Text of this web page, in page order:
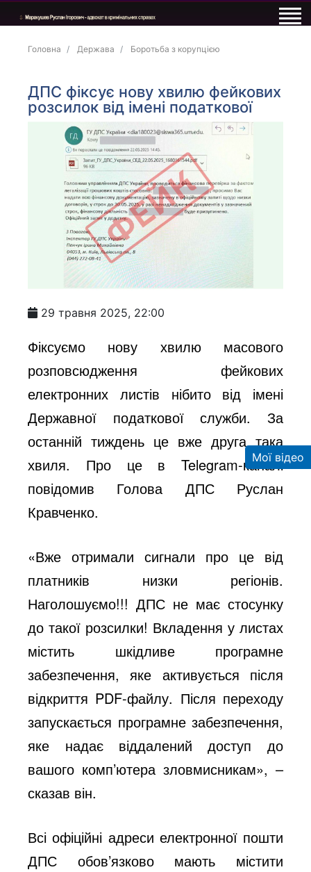
Головна Держава Боротьба з корупцією
ДПС фіксує нову хвилю фейкових
розсилок від імені податкової
29 травня 2025, 22:00
Фіксуємо нову хвилю масового
розповсюдження фейкових
електронних листів нібито від імені
Державної податкової служби. За
останній тиждень це вже друга така
хвиля. Про це в Telegram-каналі
повідомив Голова ДПС Руслан
Кравченко.
«Вже отримали сигнали про це від
платників низки регіонів.
Наголошуємо!!! ДПС не має стосунку
до такої розсилки! Вкладення у листах
містить шкідливе програмне
забезпечення, яке активується після
відкриття PDF-файлу. Після переходу
запускається програмне забезпечення,
яке надає віддалений доступ до
вашого комп’ютера зловмисникам», –
сказав він.
Всі офіційні адреси електронної пошти
ДПС обов’язково мають містити
Мої відео